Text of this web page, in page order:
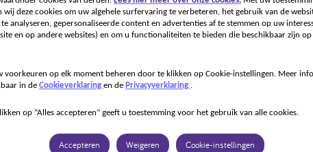
Onze specialismen Onze producten Recepten Voor
met spinazie
wij deze cookies om uw algehele surfervaring te verbeteren, het gebruik van de
te analyseren, gepersonaliseerde content en advertenties af te stemmen op uw
en op andere websites) en om u functionaliteiten te bieden die beschikbaar zijn op
voorkeuren op elk moment beheren door te klikken op Cookie-instellingen. Meer
in de Cookieverklaring en de Privacyverklaring .
op “Alles accepteren” geeft u toestemming voor het gebruik van alle cookies.
Accepteren Weigeren Cookie-instellingen